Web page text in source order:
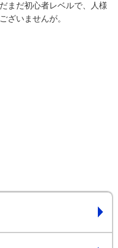
まだ初心者レベルで、人様
ざいませんが。